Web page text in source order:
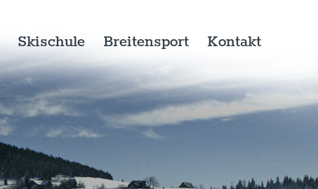
Skischule Breitensport Kontakt